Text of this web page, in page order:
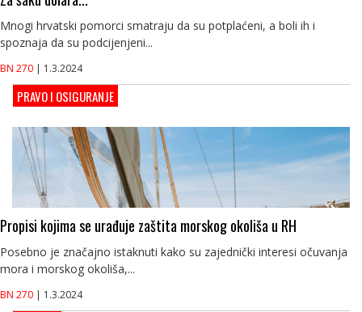
Mnogi hrvatski pomorci smatraju da su potplaćeni, a boli ih i
spoznaja da su podcijenjeni...
BN 270 | 1.3.2024
PRAVO I OSIGURANJE
Propisi kojima se urađuje zaštita morskog okoliša u RH
Posebno je značajno istaknuti kako su zajednički interesi očuvanja
mora i morskog okoliša,...
BN 270 | 1.3.2024